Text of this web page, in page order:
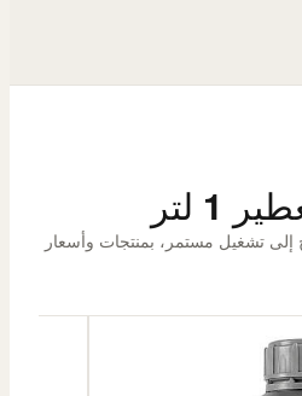
لتر
إلى تشغيل مستمر، بمنتجات وأسعار